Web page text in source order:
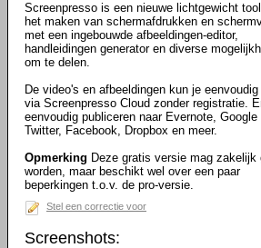
Screenpresso is een nieuwe lichtgewicht
het maken van schermafdrukken en
met een ingebouwde afbeeldingen-editor,
handleidingen generator en diverse
om te delen.
De video's en afbeeldingen kun je eenvoudig
via Screenpresso Cloud zonder registratie.
eenvoudig publiceren naar Evernote, Google
Twitter, Facebook, Dropbox en meer.
Opmerking Deze gratis versie mag zakelijk
worden, maar beschikt wel over een paar
beperkingen t.o.v. de pro-versie.
Stel een correctie voor
Screenshots: